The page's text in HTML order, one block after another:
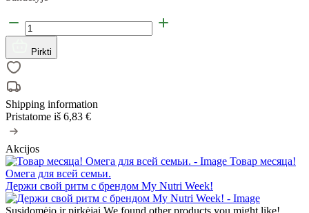
Pirkti
Shipping information
Pristatome iš 6,83 €
Akcijos
Товар месяца!
Омега для всей семьи.
Держи свой ритм с брендом My Nutri Week!
Susidomėjo ir pirkėjai We found other products you might like!